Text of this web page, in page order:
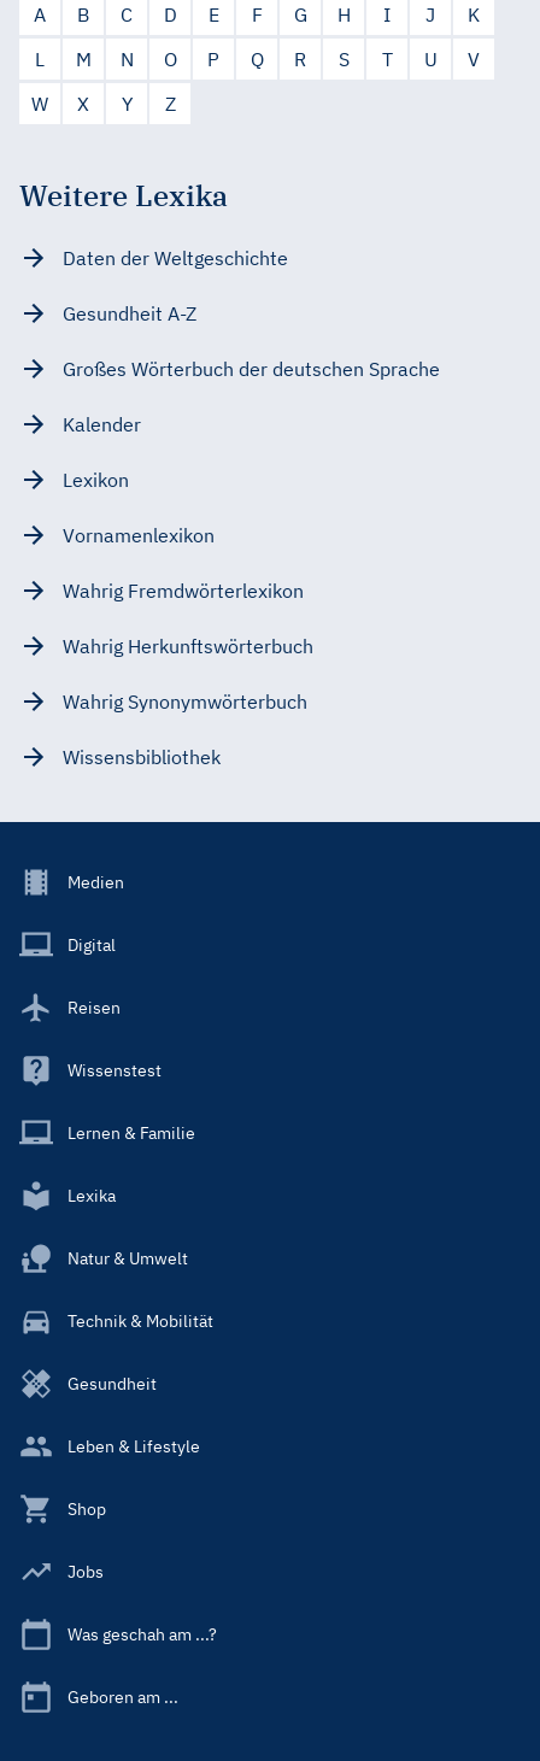
A B C D E F G H I J
K
L
M N O P Q R S T U
V
W
X Y Z
Weitere Lexika
Daten der Weltgeschichte
Gesundheit A-Z
Großes Wörterbuch der deutschen Sprache
Kalender
Lexikon
Vornamenlexikon
Wahrig Fremdwörterlexikon
Wahrig Herkunftswörterbuch
Wahrig Synonymwörterbuch
Wissensbibliothek
Footer
Main
Medien
Digital
Reisen
Wissenstest
Lernen & Familie
Lexika
Natur & Umwelt
Technik & Mobilität
Gesundheit
Leben & Lifestyle
Shop
Jobs
Was geschah am ...?
Geboren am ...